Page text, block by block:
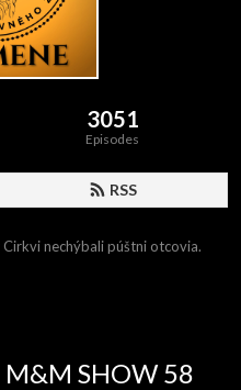
3051
Episodes
RSS
nechýbali púštni otcovia.
M&M SHOW 58